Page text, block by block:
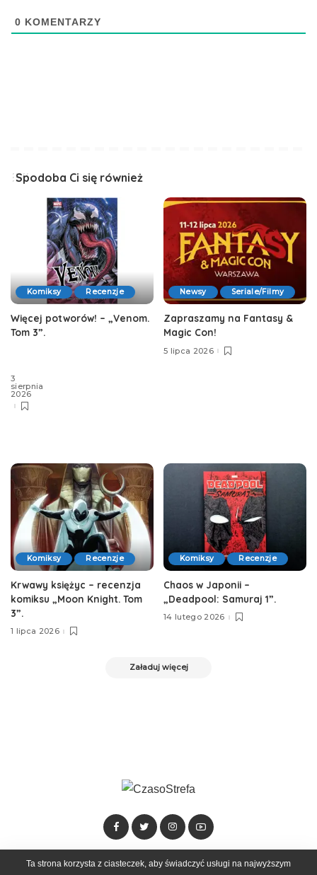
0 KOMENTARZY
Spodoba Ci się również
Komiksy Recenzje
Więcej potworów! – „Venom.
Tom 3”.
3
sierpnia
2026
Newsy Seriale/Filmy
Zapraszamy na Fantasy &
Magic Con!
5 lipca 2026
Komiksy Recenzje
Krwawy księżyc – recenzja
komiksu „Moon Knight. Tom
3”.
1 lipca 2026
Komiksy Recenzje
Chaos w Japonii –
„Deadpool: Samuraj 1”.
14 lutego 2026
Załaduj więcej
Dołącz do zespołu Kontakt Reklama
Ta strona korzysta z ciasteczek, aby świadczyć usługi na najwyższym